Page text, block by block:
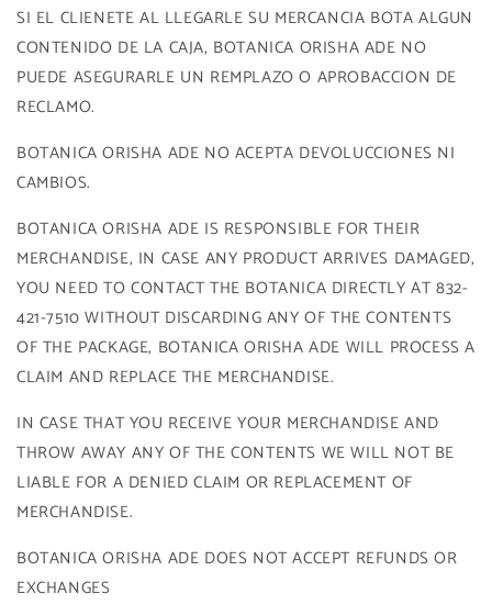
SI EL CLIENETE AL LLEGARLE SU MERCANCIA BOTA ALGUN
CONTENIDO DE LA CAJA, BOTANICA ORISHA ADE NO
PUEDE ASEGURARLE UN REMPLAZO O APROBACCION DE
RECLAMO.
BOTANICA ORISHA ADE NO ACEPTA DEVOLUCCIONES NI
CAMBIOS.
BOTANICA ORISHA ADE IS RESPONSIBLE FOR THEIR
MERCHANDISE, IN CASE ANY PRODUCT ARRIVES DAMAGED,
YOU NEED TO CONTACT THE BOTANICA DIRECTLY AT 832-
421-7510 WITHOUT DISCARDING ANY OF THE CONTENTS
OF THE PACKAGE, BOTANICA ORISHA ADE WILL PROCESS A
CLAIM AND REPLACE THE MERCHANDISE.
IN CASE THAT YOU RECEIVE YOUR MERCHANDISE AND
THROW AWAY ANY OF THE CONTENTS WE WILL NOT BE
LIABLE FOR A DENIED CLAIM OR REPLACEMENT OF
MERCHANDISE.
BOTANICA ORISHA ADE DOES NOT ACCEPT REFUNDS OR
EXCHANGES